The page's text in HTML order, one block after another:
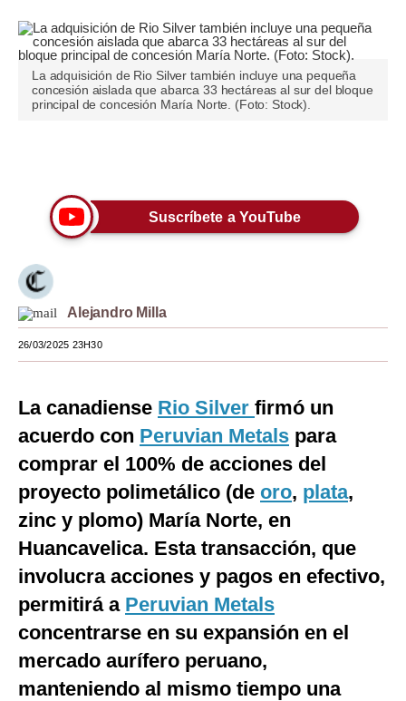
Editorial
Pregunta de hoy
Blogs
Viajes
Estilos
Mundo
España
Internacional
Tecnología
Mix
G de Gestión
Podcast
La adquisición de Rio Silver también incluye una pequeña
concesión aislada que abarca 33 hectáreas al sur del bloque
principal de concesión María Norte. (Foto: Stock).
Suscríbete a YouTube
Alejandro Milla
26/03/2025 23H30
La canadiense Rio Silver firmó un
acuerdo con Peruvian Metals para
comprar el 100% de acciones del
proyecto polimetálico (de oro, plata,
zinc y plomo) María Norte, en
Huancavelica. Esta transacción, que
involucra acciones y pagos en efectivo,
permitirá a Peruvian Metals
concentrarse en su expansión en el
mercado aurífero peruano,
manteniendo al mismo tiempo una